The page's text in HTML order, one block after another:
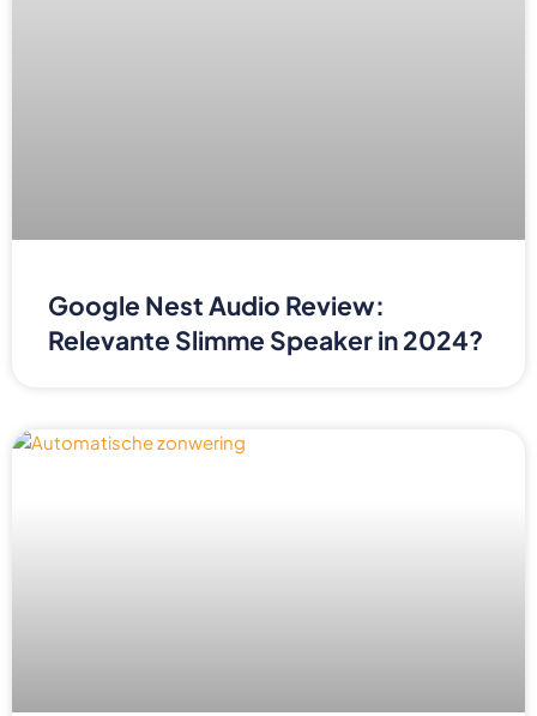
Google Nest Audio Review:
Relevante Slimme Speaker in 2024?